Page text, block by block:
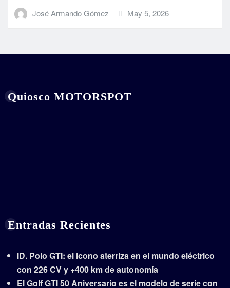
José Armando Gómez May 5, 2026
Quiosco MOTORSPOT
Entradas Recientes
ID. Polo GTI: el icono aterriza en el mundo eléctrico
con 226 CV y +400 km de autonomía
El Golf GTI 50 Aniversario es el modelo de serie con